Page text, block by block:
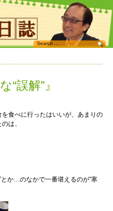
“誤解”』
食べに行ったはいいが、あまりの
は、
とか…のなかで一番堪えるのが“寒